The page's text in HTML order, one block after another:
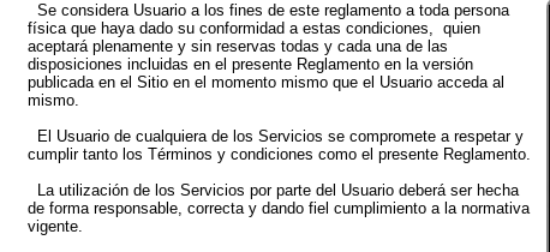
Se considera Usuario a los fines de este reglamento a toda persona
física que haya dado su conformidad a estas condiciones, quien
aceptará plenamente y sin reservas todas y cada una de las
disposiciones incluidas en el presente Reglamento en la versión
publicada en el Sitio en el momento mismo que el Usuario acceda al
mismo.
El Usuario de cualquiera de los Servicios se compromete a respetar y
cumplir tanto los Términos y condiciones como el presente Reglamento.
La utilización de los Servicios por parte del Usuario deberá ser hecha
de forma responsable, correcta y dando fiel cumplimiento a la normativa
vigente.